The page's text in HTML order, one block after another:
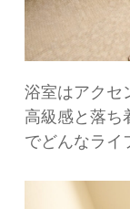
浴室はアクセ
高級感と落ち
でどんなライ